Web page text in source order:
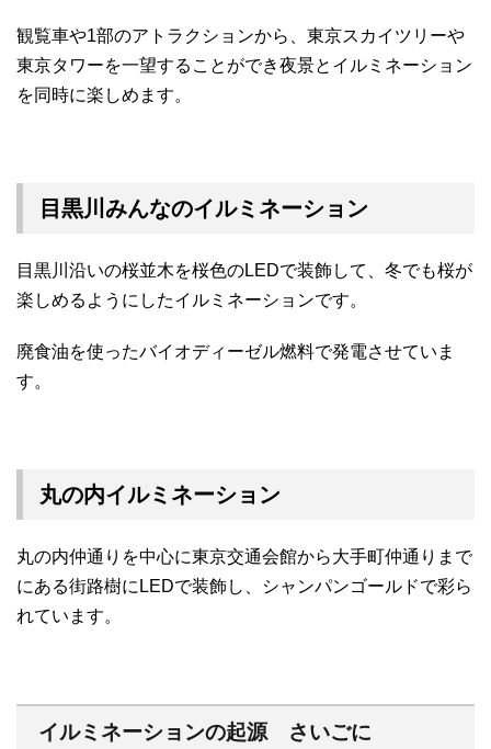
観覧車や1部のアトラクションから、東京スカイツリーや
東京タワーを一望することができ夜景とイルミネーション
を同時に楽しめます。
目黒川みんなのイルミネーション
目黒川沿いの桜並木を桜色のLEDで装飾して、冬でも桜が
楽しめるようにしたイルミネーションです。
廃食油を使ったバイオディーゼル燃料で発電させていま
す。
丸の内イルミネーション
丸の内仲通りを中心に東京交通会館から大手町仲通りまで
にある街路樹にLEDで装飾し、シャンパンゴールドで彩ら
れています。
イルミネーションの起源 さいごに